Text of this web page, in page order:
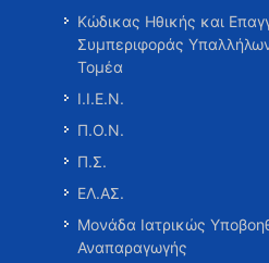
Κώδικας Ηθικής και
Συμπεριφοράς
Τομέα
Ι.Ι.Ε.Ν.
Π.Ο.Ν.
Π.Σ.
ΕΛ.ΑΣ.
Μονάδα Ιατρικώς
Αναπαραγωγής